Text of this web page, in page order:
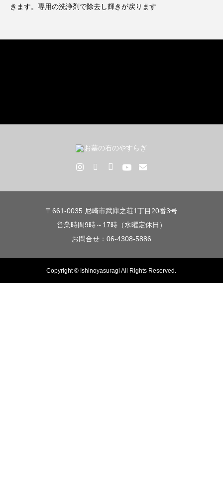
きます。専用の洗浄剤で除去し輝きが戻ります
〒661-0035 尼崎市武庫之荘1丁目20番3号
営業時間9時～17時（水曜定休日）
お問合せ：06-4308-5886
Copyright © Ishinoyasuragi All Rights Reserved.